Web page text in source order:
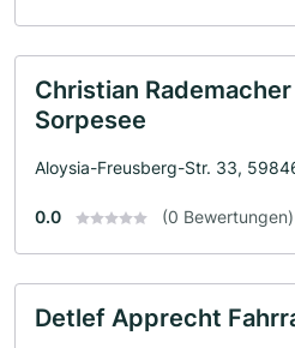
Christian
Sorpesee
Aloysia-Freusberg-Str. 33,
0.0 (0 Bewertungen)
Detlef Apprecht